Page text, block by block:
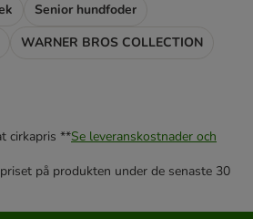
Senior hundfoder
WARNER BROS COLLECTION
cirkapris **Se leveranskostnader och
på produkten under de senaste 30